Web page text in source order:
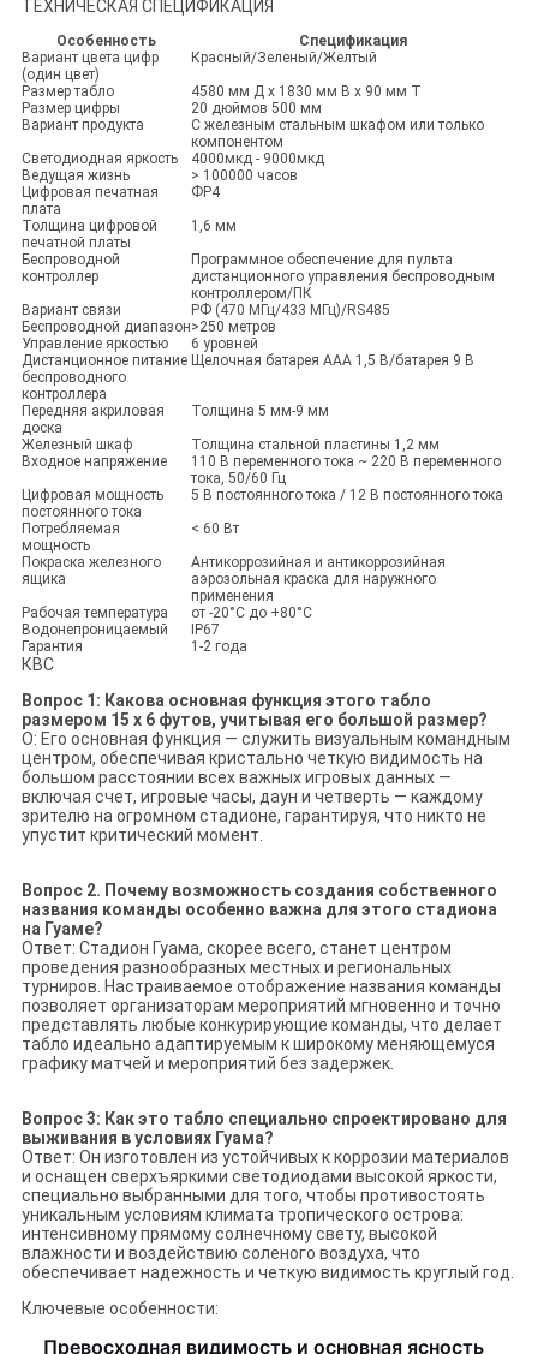
ТЕХНИЧЕСКАЯ СПЕЦИФИКАЦИЯ
Особенность
Спецификация
Вариант цвета цифр
(один цвет)
Красный/Зеленый/Желтый
Размер табло
4580 мм Д x 1830 мм В x 90 мм Т
Размер цифры
20 дюймов 500 мм
Вариант продукта
С железным стальным шкафом или только
компонентом
Светодиодная яркость
4000мкд - 9000мкд
Ведущая жизнь
> 100000 часов
Цифровая печатная
плата
ФР4
Толщина цифровой
печатной платы
1,6 мм
Беспроводной
контроллер
Программное обеспечение для пульта
дистанционного управления беспроводным
контроллером/ПК
Вариант связи
РФ (470 МГц/433 МГц)/RS485
Беспроводной диапазон>250 метров
Управление яркостью
6 уровней
Дистанционное питание
беспроводного
контроллера
Щелочная батарея AAA 1,5 В/батарея 9 В
Передняя акриловая
доска
Толщина 5 мм-9 мм
Железный шкаф
Толщина стальной пластины 1,2 мм
Входное напряжение
110 В переменного тока ~ 220 В переменного
тока, 50/60 Гц
Цифровая мощность
постоянного тока
5 В постоянного тока / 12 В постоянного тока
Потребляемая
мощность
< 60 Вт
Покраска железного
ящика
Антикоррозийная и антикоррозийная
аэрозольная краска для наружного
применения
Рабочая температура
от -20°С до +80°С
Водонепроницаемый
IP67
Гарантия
1-2 года
КВС
Вопрос 1: Какова основная функция этого табло
размером 15 x 6 футов, учитывая его большой размер?
О: Его основная функция — служить визуальным командным
центром, обеспечивая кристально четкую видимость на
большом расстоянии всех важных игровых данных —
включая счет, игровые часы, даун и четверть — каждому
зрителю на огромном стадионе, гарантируя, что никто не
упустит критический момент.
Вопрос 2. Почему возможность создания собственного
названия команды особенно важна для этого стадиона
на Гуаме?
Ответ: Стадион Гуама, скорее всего, станет центром
проведения разнообразных местных и региональных
турниров. Настраиваемое отображение названия команды
позволяет организаторам мероприятий мгновенно и точно
представлять любые конкурирующие команды, что делает
табло идеально адаптируемым к широкому меняющемуся
графику матчей и мероприятий без задержек.
Вопрос 3: Как это табло специально спроектировано для
выживания в условиях Гуама?
Ответ: Он изготовлен из устойчивых к коррозии материалов
и оснащен сверхъяркими светодиодами высокой яркости,
специально выбранными для того, чтобы противостоять
уникальным условиям климата тропического острова:
интенсивному прямому солнечному свету, высокой
влажности и воздействию соленого воздуха, что
обеспечивает надежность и четкую видимость круглый год.
Ключевые особенности:
Превосходная видимость и основная ясность